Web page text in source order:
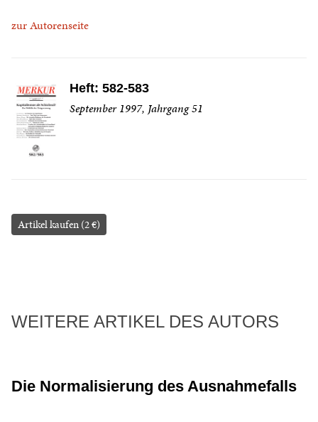
zur Autorenseite
Heft: 582-583
September 1997, Jahrgang 51
Artikel kaufen (2 €)
WEITERE ARTIKEL DES AUTORS
Die Normalisierung des Ausnahmefalls